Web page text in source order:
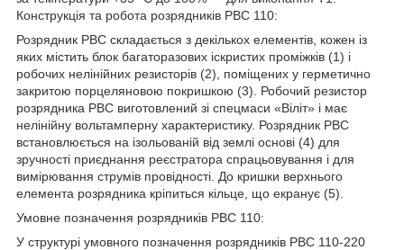
Конструкція та робота розрядників РВС 110:
Розрядник РВС складається з декількох елементів, кожен із
яких містить блок багаторазових іскристих проміжків (1) і
робочих нелінійних резисторів (2), поміщених у герметично
закритою порцеляновою покришкою (3). Робочий резистор
розрядника РВС виготовлений зі спецмаси «Віліт» і має
нелінійну вольтамперну характеристику. Розрядник РВС
встановлюється на ізольованій від землі основі (4) для
зручності приєднання реєстратора спрацьовування і для
вимірювання струмів провідності. До кришки верхнього
елемента розрядника кріпиться кільце, що екранує (5).
Умовне позначення розрядників РВС 110:
У структурі умовного позначення розрядників РВС 110-220